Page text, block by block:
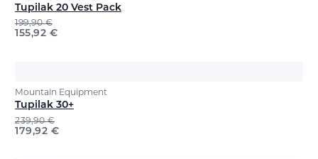
Tupilak 20 Vest Pack
199,90€
155,92 €
Mountain Equipment
Tupilak 30+
239,90€
179,92 €